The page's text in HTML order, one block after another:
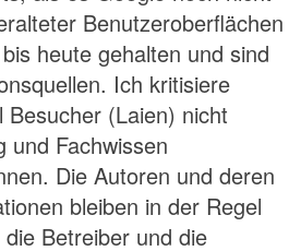
Benutzeroberflächen
heute gehalten und sind
Ich kritisiere
(Laien) nicht
und Fachwissen
Die Autoren und deren
bleiben in der Regel
Betreiber und die